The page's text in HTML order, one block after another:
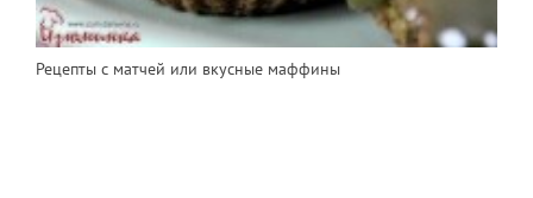
Рецепты с матчей или вкусные маффины